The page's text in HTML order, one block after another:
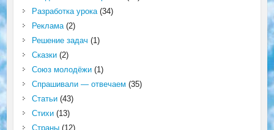
Разработка урока(34)
Реклама(2)
Решение задач (1)
Сказки(2)
Союз молодёжи(1)
Спрашивали — отвечаем (35)
Статьи(43)
Стихи(13)
Страны(12)